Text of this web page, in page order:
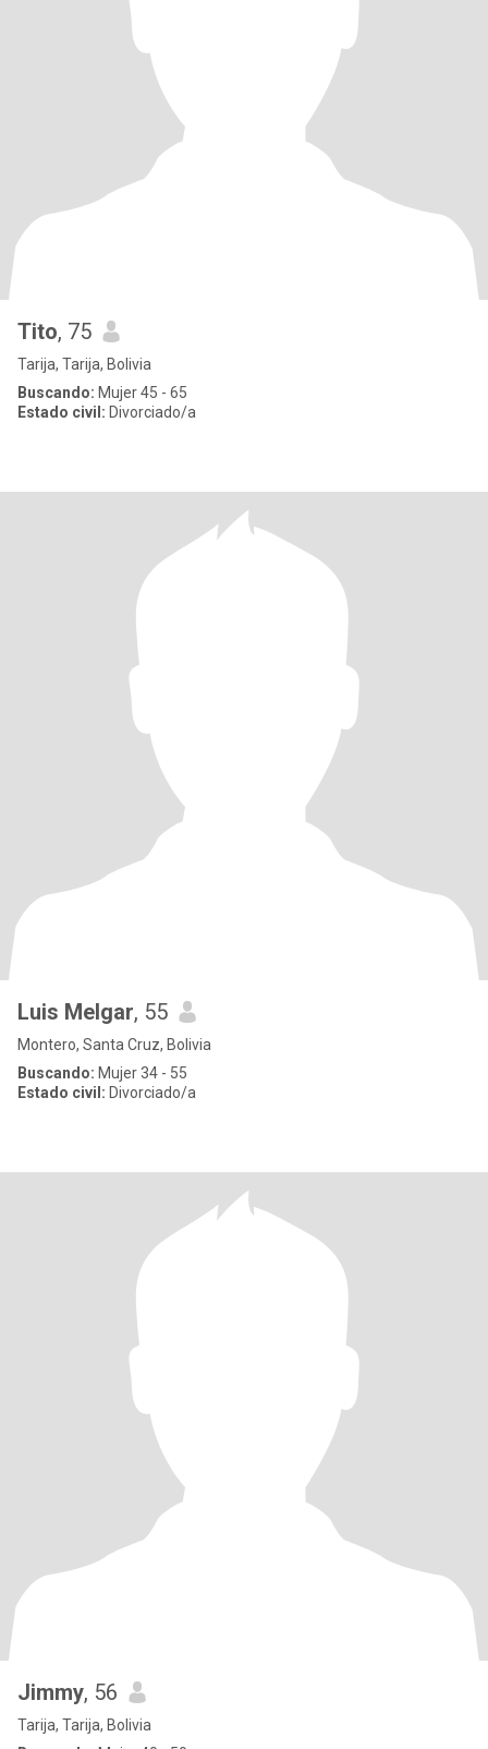
Tito, 75
Tarija, Tarija, Bolivia
Buscando: Mujer 45 - 65
Estado civil: Divorciado/a
Luis Melgar, 55
Montero, Santa Cruz, Bolivia
Buscando: Mujer 34 - 55
Estado civil: Divorciado/a
Jimmy, 56
Tarija, Tarija, Bolivia